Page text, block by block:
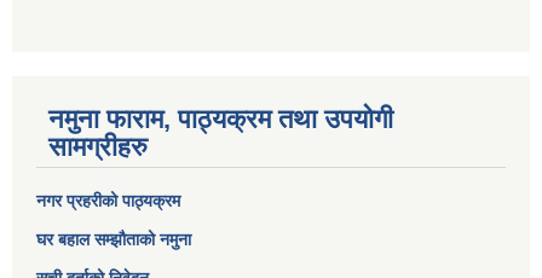
नमुना फाराम, पाठ्यक्रम तथा उपयोगी
सामग्रीहरु
नगर प्रहरीको पाठ्यक्रम
घर बहाल सम्झौताको नमुना